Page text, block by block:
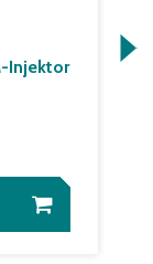
Injektor